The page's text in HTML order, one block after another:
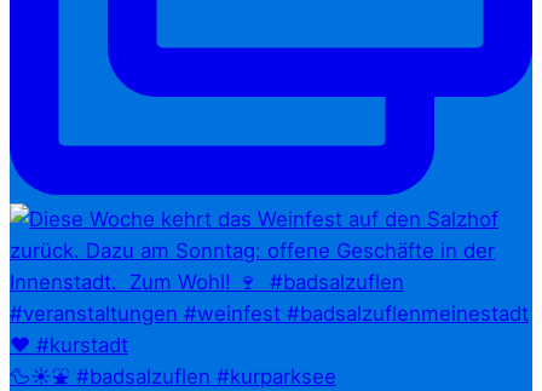
🦆☀️⛲ #badsalzuflen #kurparksee